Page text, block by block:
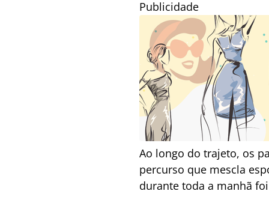
Publicidade
Ao longo do trajeto, os
percurso que mescla
durante toda a manhã